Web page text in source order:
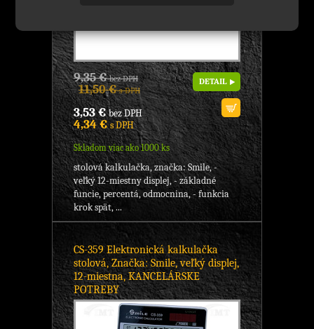
9,35 €bez DPH
11,50 €s DPH
3,53 €bez DPH
4,34 €s DPH
Skladom viac ako 1000 ks
DETAIL
stolová kalkulačka, značka: Smile, -
veľký 12-miestny displej, - základné
funcie, percentá, odmocnina, - funkcia
krok spät, ...
CS-359 Elektronická kalkulačka
stolová, Značka: Smile, veľký displej,
12-miestna, KANCELÁRSKE
POTREBY